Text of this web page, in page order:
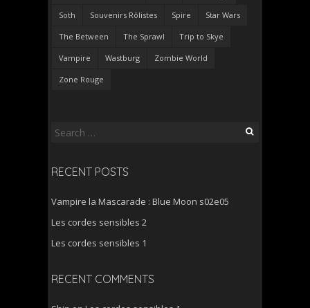
Soth Souvenirs Rôlistes Spire Star Wars
The Between The Sprawl Trip to Skye
Vampire Wastburg Zombie World
Zone Rouge
Search
RECENT POSTS
Vampire la Mascarade : Blue Moon s02e05
Les cordes sensibles 2
Les cordes sensibles 1
RECENT COMMENTS